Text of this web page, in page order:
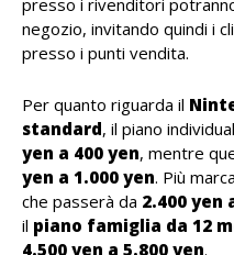
presso i rivenditori
negozio, invitando quindi i
presso i punti vendita.
Per quanto riguarda il
standard, il piano
yen a 400 yen, mentre
yen a 1.000 yen. Più
che passerà da 2.400 yen
il piano famiglia da 12
4.500 yen a 5.800 yen.